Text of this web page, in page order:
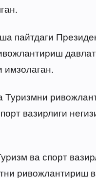
пайтдаги
имзолаган.
Туризмни
вазирлиги
ва спорт
ривожлантириш